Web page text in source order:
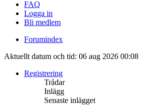
FAQ
Logga in
Bli medlem
Forumindex
Aktuellt datum och tid: 06 aug 2026 00:08
Registrering
Trådar
Inlägg
Senaste inlägget